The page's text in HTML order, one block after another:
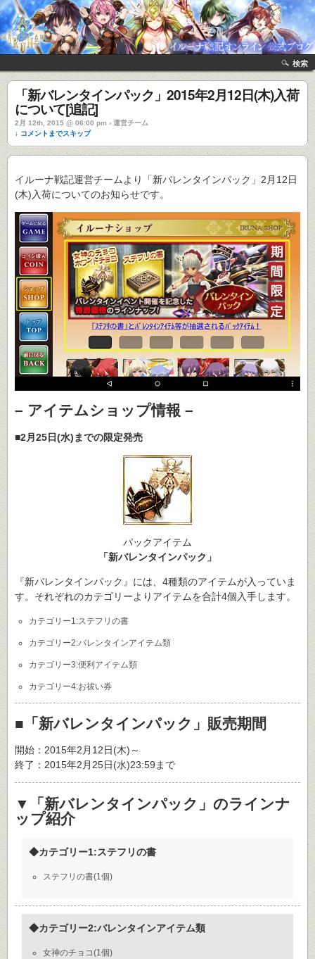
検索
「新バレンタインパック」2015年2月12日(木)入荷
について[追記]
2月 12th, 2015 @ 06:00 pm › 運営チーム
↓ コメントまでスキップ
イルーナ戦記運営チームより「新バレンタインパック」2月12日
(木)入荷についてのお知らせです。
– アイテムショップ情報 –
■2月25日(水)までの限定発売
パックアイテム
「新バレンタインパック」
『新バレンタインパック』には、4種類のアイテムが入っていま
す。それぞれのカテゴリーよりアイテムを合計4個入手します。
カテゴリー1:ステフリの書
カテゴリー2:バレンタインアイテム類
カテゴリー3:便利アイテム類
カテゴリー4:お祓い券
■「新バレンタインパック」販売期間
開始：2015年2月12日(木)～
終了：2015年2月25日(水)23:59まで
▼「新バレンタインパック」のラインナ
ップ紹介
◆カテゴリー1:ステフリの書
ステフリの書(1個)
◆カテゴリー2:バレンタインアイテム類
女神のチョコ(1個)